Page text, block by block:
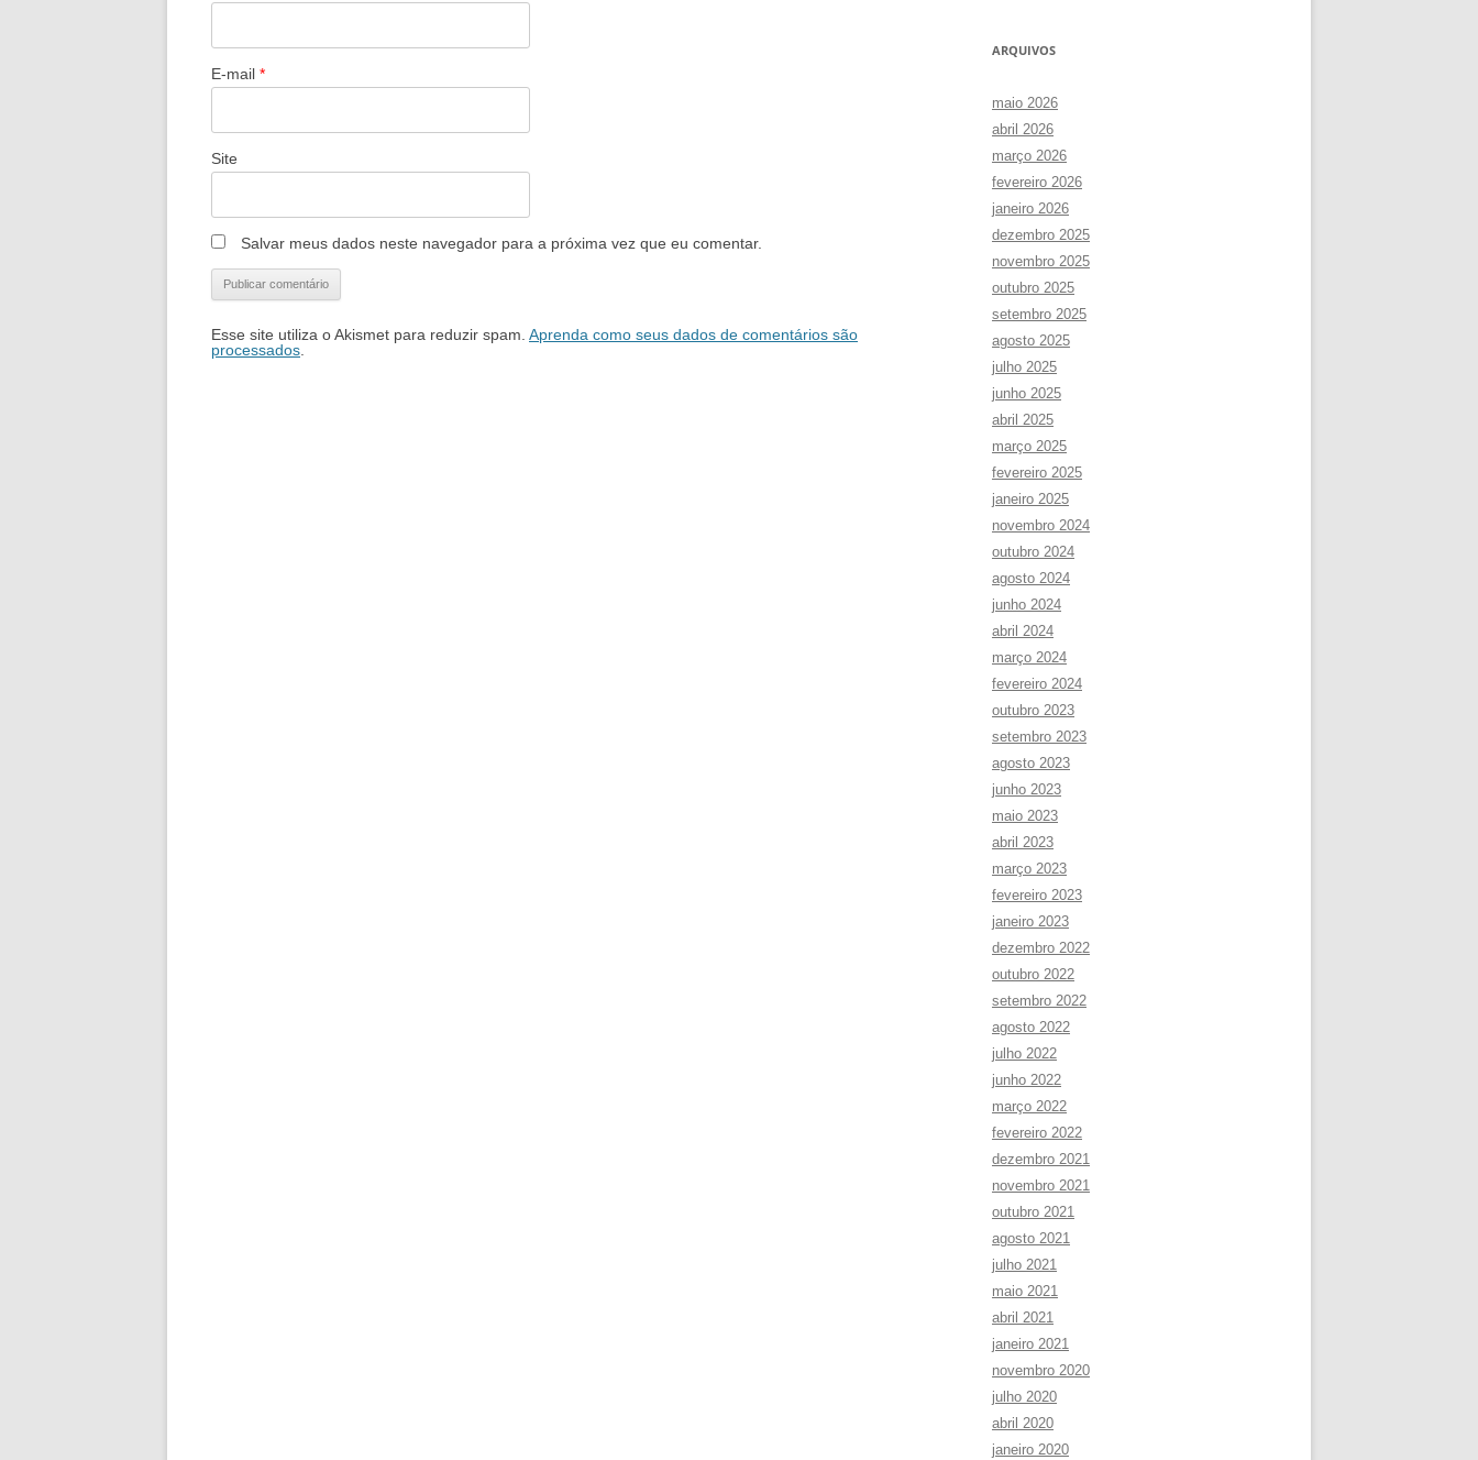
E-mail *
Site
Salvar meus dados neste navegador para a próxima vez que eu comentar.
Esse site utiliza o Akismet para reduzir spam. Aprenda como seus dados de comentários são
processados.
ARQUIVOS
maio 2026
abril 2026
março 2026
fevereiro 2026
janeiro 2026
dezembro 2025
novembro 2025
outubro 2025
setembro 2025
agosto 2025
julho 2025
junho 2025
abril 2025
março 2025
fevereiro 2025
janeiro 2025
novembro 2024
outubro 2024
agosto 2024
junho 2024
abril 2024
março 2024
fevereiro 2024
outubro 2023
setembro 2023
agosto 2023
junho 2023
maio 2023
abril 2023
março 2023
fevereiro 2023
janeiro 2023
dezembro 2022
outubro 2022
setembro 2022
agosto 2022
julho 2022
junho 2022
março 2022
fevereiro 2022
dezembro 2021
novembro 2021
outubro 2021
agosto 2021
julho 2021
maio 2021
abril 2021
janeiro 2021
novembro 2020
julho 2020
abril 2020
janeiro 2020